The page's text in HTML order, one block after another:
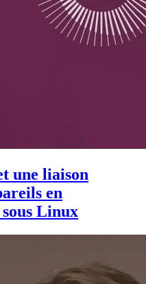
une liaison
en
Linux